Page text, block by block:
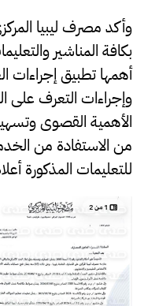
وأكد مصرف ليبيا
بكافة المناشير
أهمها تطبيق إجراءات
وإجراءات التعرف على
الأهمية القصوى
من الاستفادة من
للتعليمات المذكورة